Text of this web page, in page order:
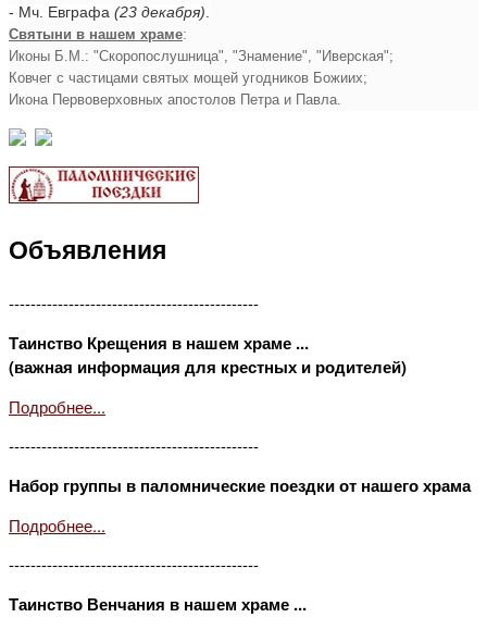
- Мч. Евграфа (23 декабря)
Святыни в нашем храме:
Иконы Б.М.: "Скоропослушница", "Знамение", "Иверская";
Ковчег с частицами святых мощей угодников Божиих;
Икона Первоверховных апостолов Петра и Павла.
Объявления
----------------------------------------------
Таинство Крещения в нашем храме ...
(важная информация для крестных и родителей)
Подробнее...
----------------------------------------------
Набор группы в паломнические поездки от нашего храма
Подробнее...
----------------------------------------------
Таинство Венчания в нашем храме ...